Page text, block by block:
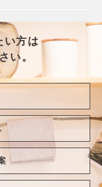
い方は
い。